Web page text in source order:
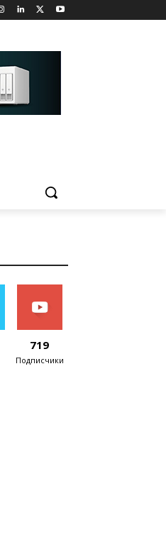
719
Подписчики